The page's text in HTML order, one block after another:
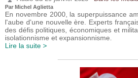
Par Michel Aglietta
En novembre 2000, la superpuissance
l'aube d'une nouvelle ère. Experts
des défis politiques, économiques et
isolationnisme et expansionnisme.
Lire la suite >